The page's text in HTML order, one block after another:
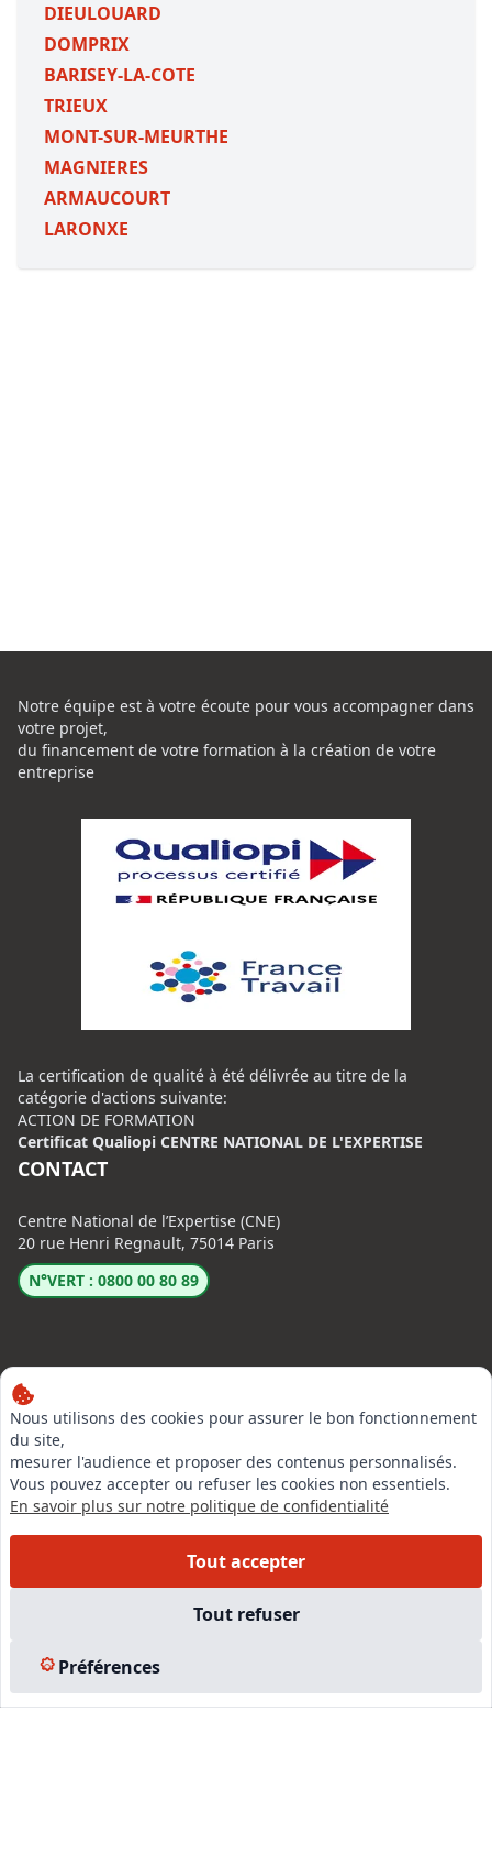
DIEULOUARD
DOMPRIX
BARISEY-LA-COTE
TRIEUX
MONT-SUR-MEURTHE
MAGNIERES
ARMAUCOURT
LARONXE
Nous utilisons des cookies pour assurer le bon fonctionnement
du site,
mesurer l'audience et proposer des contenus personnalisés.
Vous pouvez accepter ou refuser les cookies non essentiels.
En savoir plus sur notre politique de confidentialité
Tout accepter
Tout refuser
Préférences
Notre équipe est à votre écoute pour vous accompagner dans
votre projet,
du financement de votre formation à la création de votre
entreprise
La certification de qualité à été délivrée au titre de la
catégorie d'actions suivante:
ACTION DE FORMATION
Certificat Qualiopi CENTRE NATIONAL DE L'EXPERTISE
CONTACT
Centre National de l’Expertise (CNE)
20 rue Henri Regnault, 75014 Paris
N°VERT : 0800 00 80 89
LinkedIn
Instagram
Facebook
Formations
Partenaires